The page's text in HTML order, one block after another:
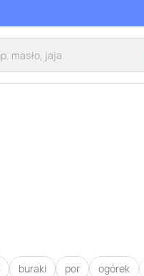
buraki por ogórek